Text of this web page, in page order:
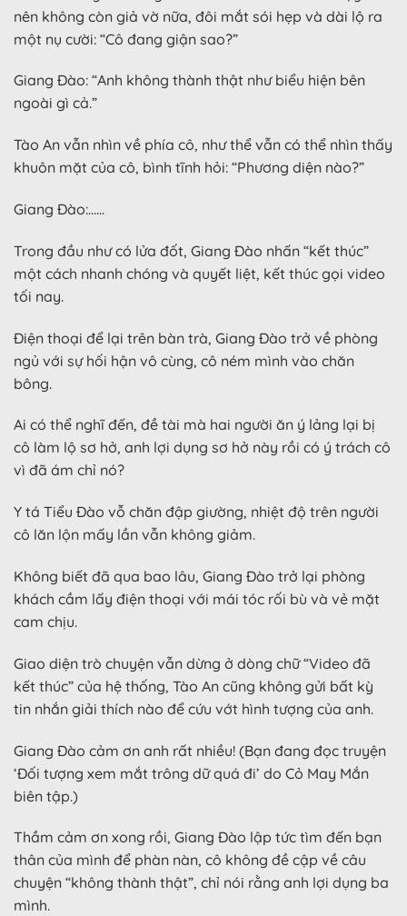
nên không còn giả vờ nữa, đôi mắt sói hẹp và dài lộ ra
một nụ cười: “Cô đang giận sao?”
Giang Đào: “Anh không thành thật như biểu hiện bên
ngoài gì cả.”
Tào An vẫn nhìn về phía cô, như thể vẫn có thể nhìn thấy
khuôn mặt của cô, bình tĩnh hỏi: “Phương diện nào?”
Giang Đào:……
Trong đầu như có lửa đốt, Giang Đào nhấn “kết thúc”
một cách nhanh chóng và quyết liệt, kết thúc gọi video
tối nay.
Điện thoại để lại trên bàn trà, Giang Đào trở về phòng
ngủ với sự hối hận vô cùng, cô ném mình vào chăn
bông.
Ai có thể nghĩ đến, đề tài mà hai người ăn ý lảng lại bị
cô làm lộ sơ hở, anh lợi dụng sơ hở này rồi có ý trách cô
vì đã ám chỉ nó?
Y tá Tiểu Đào vỗ chăn đập giường, nhiệt độ trên người
cô lăn lộn mấy lần vẫn không giảm.
Không biết đã qua bao lâu, Giang Đào trở lại phòng
khách cầm lấy điện thoại với mái tóc rối bù và vẻ mặt
cam chịu.
Giao diện trò chuyện vẫn dừng ở dòng chữ “Video đã
kết thúc” của hệ thống, Tào An cũng không gửi bất kỳ
tin nhắn giải thích nào để cứu vớt hình tượng của anh.
Giang Đào cảm ơn anh rất nhiều! (Bạn đang đọc truyện
‘Đối tượng xem mắt trông dữ quá đi’ do Cỏ May Mắn
biên tập.)
Thầm cảm ơn xong rồi, Giang Đào lập tức tìm đến bạn
thân của mình để phàn nàn, cô không đề cập về câu
chuyện “không thành thật”, chỉ nói rằng anh lợi dụng ba
mình.